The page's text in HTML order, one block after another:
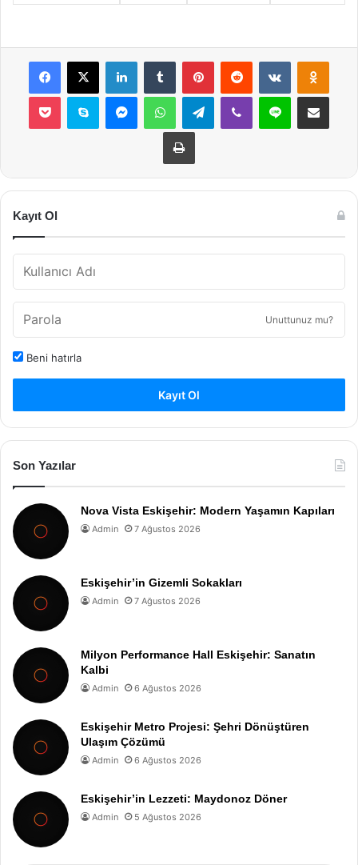
Facebook
X LinkedInTumblr PinterestReddit VKontakte
Pocket Skype MessengerWhatsAppTelegramViber Line E-Posta ile
Yazdır
Kayıt Ol
Unuttunuz mu?
Beni hatırla
Kayıt Ol
Son Yazılar
Nova Vista Eskişehir: Modern Yaşamın Kapıları
Admin 7 Ağustos 2026
Eskişehir’in Gizemli Sokakları
Admin 7 Ağustos 2026
Milyon Performance Hall Eskişehir: Sanatın
Kalbi
Admin 6 Ağustos 2026
Eskişehir Metro Projesi: Şehri Dönüştüren
Ulaşım Çözümü
Admin 6 Ağustos 2026
Eskişehir’in Lezzeti: Maydonoz Döner
Admin 5 Ağustos 2026